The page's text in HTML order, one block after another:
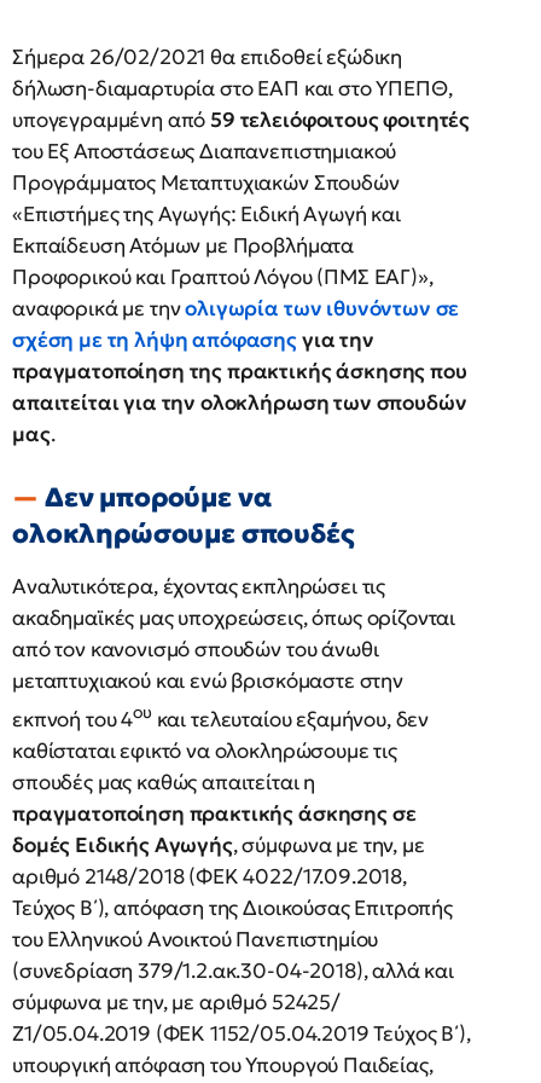
Σήμερα 26/02/2021 θα επιδοθεί εξώδικη
δήλωση-διαμαρτυρία στο ΕΑΠ και στο ΥΠΕΠΘ,
υπογεγραμμένη από59 τελειόφοιτους φοιτητές
του Εξ Αποστάσεως Διαπανεπιστημιακού
Προγράμματος Μεταπτυχιακών Σπουδών
«Επιστήμες της Αγωγής: Ειδική Αγωγή και
Εκπαίδευση Ατόμων με Προβλήματα
Προφορικού και Γραπτού Λόγου (ΠΜΣ ΕΑΓ)»,
αναφορικά με τηνολιγωρία των ιθυνόντων σε
σχέση με τη λήψη απόφασηςγια την
πραγματοποίηση της πρακτικής άσκησης που
απαιτείται για την ολοκλήρωση των σπουδών
μας.
Δεν μπορούμε να
ολοκληρώσουμε σπουδές
Αναλυτικότερα, έχοντας εκπληρώσει τις
ακαδημαϊκές μας υποχρεώσεις, όπως ορίζονται
από τον κανονισμό σπουδών του άνωθι
μεταπτυχιακού και ενώ βρισκόμαστε στην
εκπνοή του 4ου και τελευταίου εξαμήνου, δεν
καθίσταται εφικτό να ολοκληρώσουμε τις
σπουδές μας καθώς απαιτείται η
πραγματοποίηση πρακτικής άσκησης σε
δομές Ειδικής Αγωγής, σύμφωνα με την, με
αριθμό 2148/2018 (ΦΕΚ 4022/17.09.2018,
Τεύχος Β΄), απόφαση της Διοικούσας Επιτροπής
του Ελληνικού Ανοικτού Πανεπιστημίου
(συνεδρίαση 379/1.2.ακ.30-04-2018), αλλά και
σύμφωνα με την, με αριθμό 52425/
Ζ1/05.04.2019 (ΦΕΚ 1152/05.04.2019 Τεύχος Β΄),
υπουργική απόφαση του Υπουργού Παιδείας,